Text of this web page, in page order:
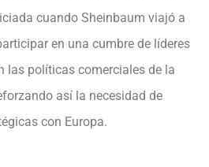
cuando Sheinbaum viajó a
en una cumbre de líderes
las políticas comerciales de la
así la necesidad de
con Europa.